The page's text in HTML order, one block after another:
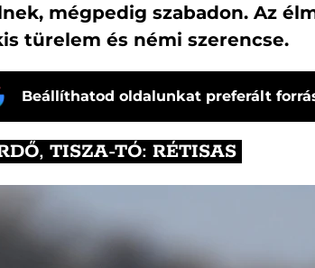
mégpedig szabadon. Az
türelem és némi szerencse.
Beállíthatod oldalunkat preferált
TISZA-TÓ: RÉTISAS